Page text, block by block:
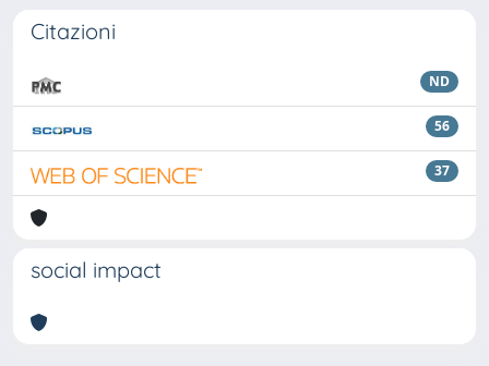
Citazioni
ND
56
37
social impact